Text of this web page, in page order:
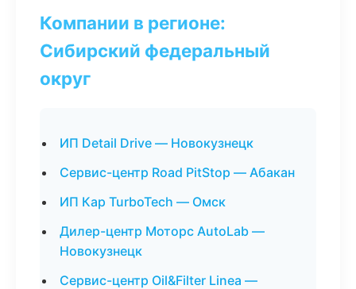
Компании в регионе:
Сибирский федеральный
округ
ИП Detail Drive — Новокузнецк
Сервис-центр Road PitStop — Абакан
ИП Кар TurboTech — Омск
Дилер-центр Моторс AutoLab —
Новокузнецк
Сервис-центр Oil&Filter Linea —